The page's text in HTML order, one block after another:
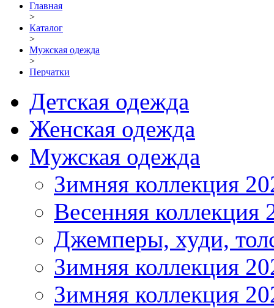
Главная
>
Каталог
>
Мужская одежда
>
Перчатки
Детская одежда
Женская одежда
Мужская одежда
Зимняя коллекция
Весенняя коллекция
Джемперы, худи,
Зимняя коллекция
Зимняя коллекция